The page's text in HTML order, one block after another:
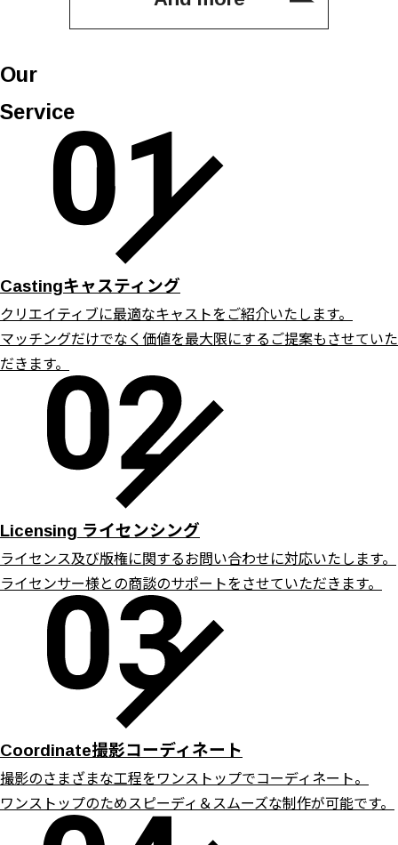
Our
Service
Castingキャスティング
クリエイティブに最適なキャストをご紹介いたします。
マッチングだけでなく価値を最大限にするご提案もさせていた
だきます。
Licensing ライセンシング
ライセンス及び版権に関するお問い合わせに対応いたします。
ライセンサー様との商談のサポートをさせていただきます。
Coordinate撮影コーディネート
撮影のさまざまな工程をワンストップでコーディネート。
ワンストップのためスピーディ＆スムーズな制作が可能です。